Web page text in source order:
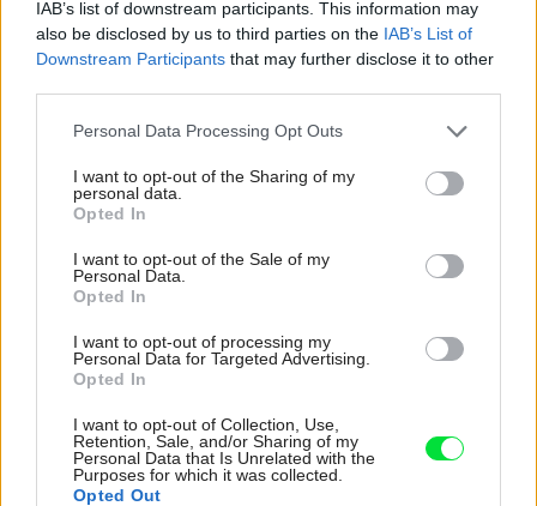
IAB’s list of downstream participants. This information may
also be disclosed by us to third parties on the IAB’s List of
Downstream Participants that may further disclose it to other
Please note that this website/app uses one or more Google
not limited to your visit or usage behaviour. You may click to
grant or deny consent to Google and its third-party tags to
use your data for below specified purposes in below Google
consent section.
Personal Data Processing Opt Outs
I want to opt-out of the Sharing of my
personal data.
Opted In
I want to opt-out of the Sale of my
Personal Data.
Opted In
I want to opt-out of processing my
Personal Data for Targeted Advertising.
Opted In
I want to opt-out of Collection, Use,
Retention, Sale, and/or Sharing of my
Personal Data that Is Unrelated with the
Purposes for which it was collected.
Opted Out
Ale vždy, keď…
Re: Toto je najväčší mýtus pri ošetrení dreva a môže vás
sa zbavilo zarodkov skodcov...
Najnovšie časopisy